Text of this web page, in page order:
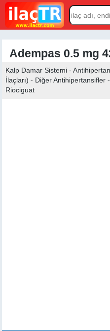
Adempas 0.5 mg
Kalp Damar Sistemi -
İlaçları) - Diğer
Riociguat